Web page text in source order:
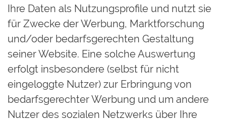
Ihre Daten als Nutzungsprofile und nutzt sie
für Zwecke der Werbung, Marktforschung
und/oder bedarfsgerechten Gestaltung
seiner Website. Eine solche Auswertung
erfolgt insbesondere (selbst für nicht
eingeloggte Nutzer) zur Erbringung von
bedarfsgerechter Werbung und um andere
Nutzer des sozialen Netzwerks über Ihre